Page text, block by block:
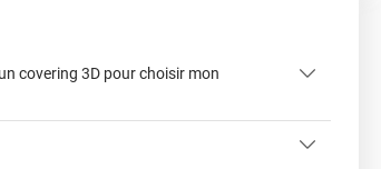
covering 3D pour choisir mon